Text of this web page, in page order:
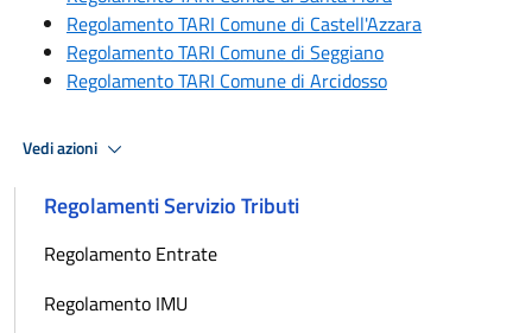
Regolamento TARI Comune di Castell'Azzara
Regolamento TARI Comune di Seggiano
Regolamento TARI Comune di Arcidosso
Vedi azioni
Regolamenti Servizio Tributi
Regolamento Entrate
Regolamento IMU